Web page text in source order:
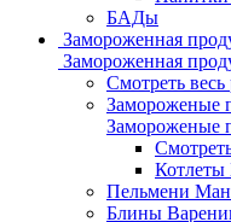
БАДы
Замороженная
Замороженная
Смотреть весь
Замороженые
Замороженые
Котлеты
Пельмени
Блины